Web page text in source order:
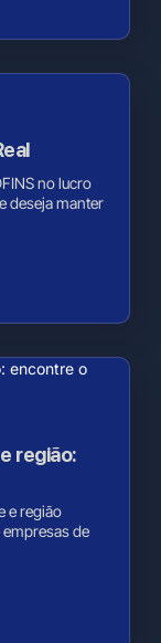
no lucro
deseja manter
região:
e região
de